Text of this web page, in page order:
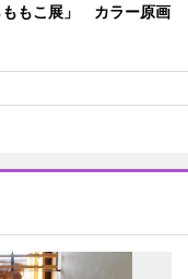
ももこ展」 カラー原画